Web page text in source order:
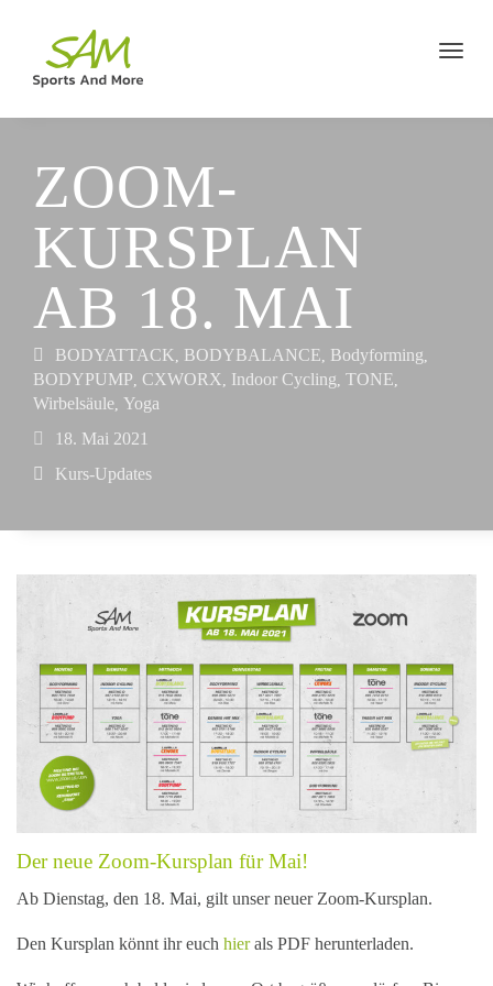
ZOOM-
KURSPLAN
AB 18. MAI
BODYATTACK , BODYBALANCE, Bodyforming,
BODYPUMP, CXWORX , Indoor Cycling, TONE,
Wirbelsäule, Yoga
18. Mai 2021
Kurs-Updates
Der neue Zoom-Kursplan für Mai!
Ab Dienstag, den 18. Mai, gilt unser neuer Zoom-Kursplan.
Den Kursplan könnt ihr euch hierals PDF herunterladen.